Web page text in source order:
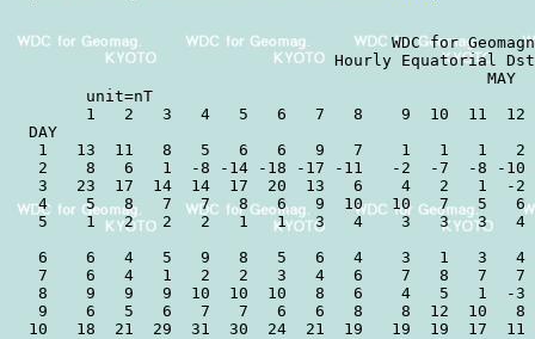
WDC for
Hourly Equatorial
MAY
unit=nT
1   2   3   4   5   6   7   8    9  10  11
DAY
1   13  11   8   5   6   6   9   7    1   1   1
2    8   6   1  -8 -14 -18 -17 -11   -2  -7  -8 -
3   23  17  14  14  17  20  13   6    4   2   1
4    5   8   7   7   8   6   9  10   10   7   5
5    1   2   2   2   1   1   3   4    3   3   3
6    6   4   5   9   8   5   6   4    3   1   3
7    6   4   1   2   2   3   4   6    7   8   7
8    9   9   9  10  10  10   8   6    4   5   1  -
9    6   5   6   7   7   6   6   8    8  12  10   8
10   18  21  29  31  30  24  21  19   19  19